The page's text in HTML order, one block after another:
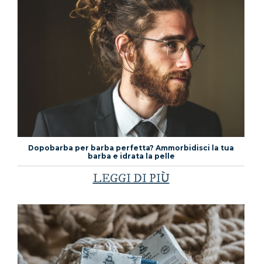
Dopobarba per barba perfetta? Ammorbidisci la tua
barba e idrata la pelle
LEGGI DI PIÙ